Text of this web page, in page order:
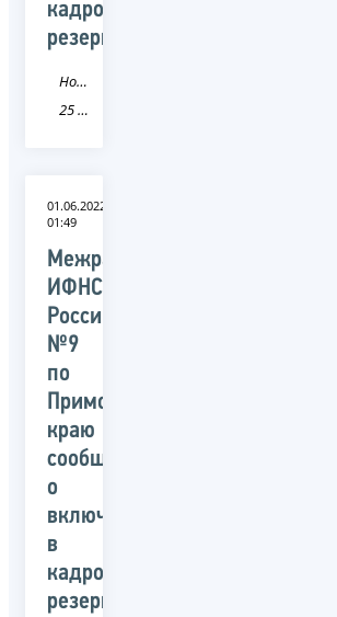
кадрового
резерва
Новость
25 Приморский край
01.06.2022
01:49
Межрайонная
ИФНС
России
№9
по
Приморскому
краю
сообщает
о
включении
в
кадровый
резерв